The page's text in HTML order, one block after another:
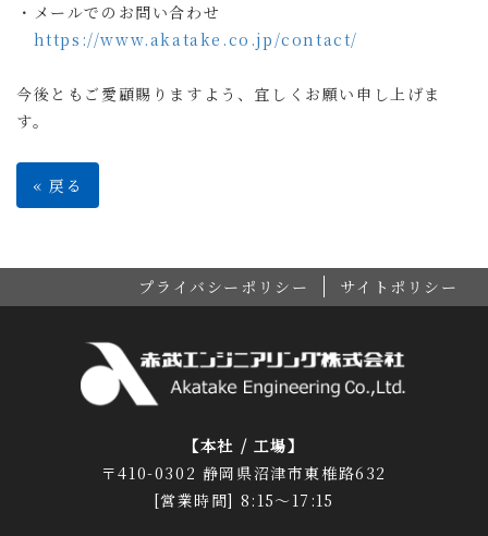
・メールでのお問い合わせ
https://www.akatake.co.jp/contact/
今後ともご愛顧賜りますよう、宜しくお願い申し上げま
す。
«戻る
プライバシーポリシー サイトポリシー
【本社 / 工場】
〒410-0302 静岡県沼津市東椎路632
[営業時間] 8:15～17:15